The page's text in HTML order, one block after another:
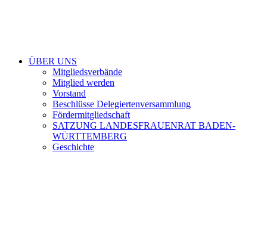
ÜBER UNS
Mitgliedsverbände
Mitglied werden
Vorstand
Beschlüsse Delegiertenversammlung
Fördermitgliedschaft
SATZUNG LANDESFRAUENRAT BADEN-
WÜRTTEMBERG
Geschichte